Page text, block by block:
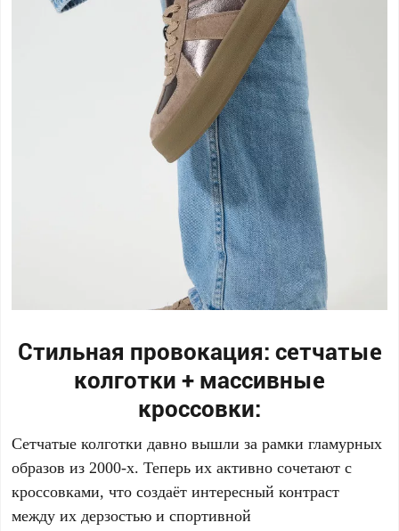
Стильная провокация: сетчатые
колготки + массивные
кроссовки:
Сетчатые колготки давно вышли за рамки гламурных
образов из 2000-х. Теперь их активно сочетают с
кроссовками, что создаёт интересный контраст
между их дерзостью и спортивной